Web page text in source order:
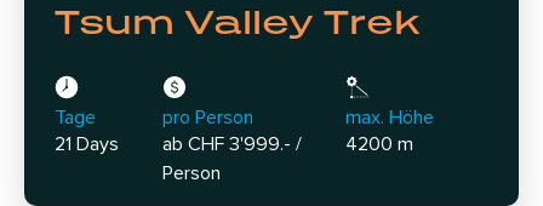
Tsum Valley Trek
Tage
21 Days
pro Person
ab CHF 3'999.- /
Person
max. Höhe
4200 m